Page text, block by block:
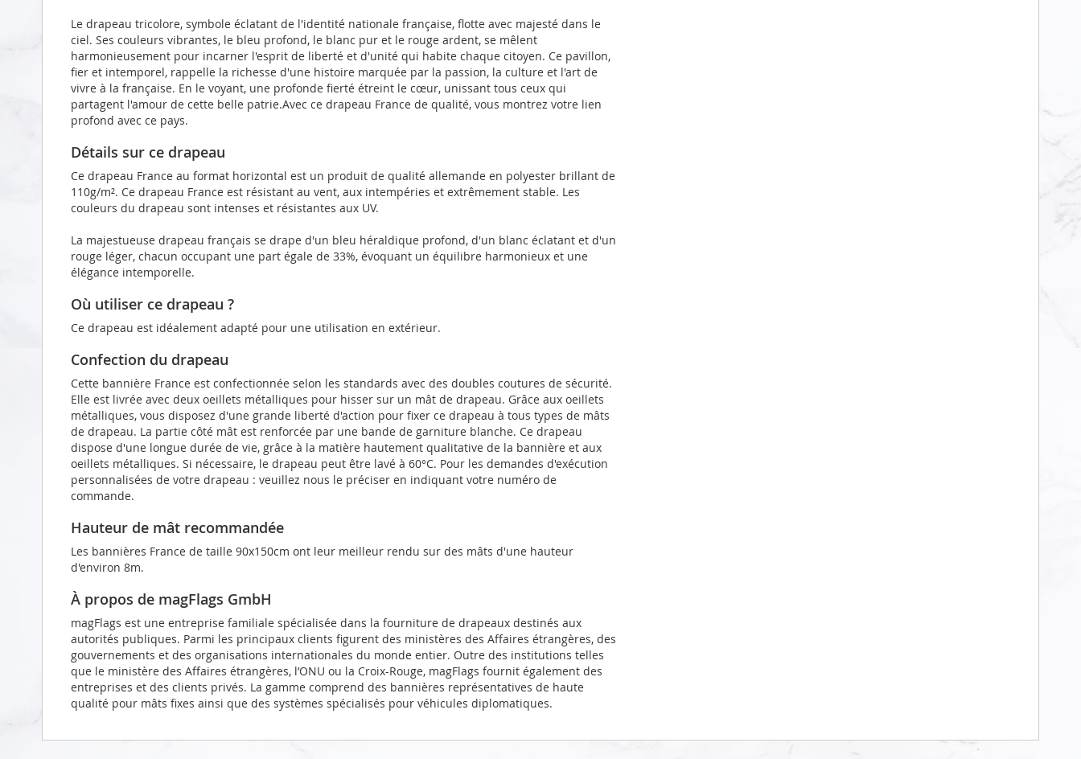
Le drapeau tricolore, symbole éclatant de l'identité nationale française, flotte avec majesté dans le
ciel. Ses couleurs vibrantes, le bleu profond, le blanc pur et le rouge ardent, se mêlent
harmonieusement pour incarner l'esprit de liberté et d'unité qui habite chaque citoyen. Ce pavillon,
fier et intemporel, rappelle la richesse d'une histoire marquée par la passion, la culture et l'art de
vivre à la française. En le voyant, une profonde fierté étreint le cœur, unissant tous ceux qui
partagent l'amour de cette belle patrie.Avec ce drapeau France de qualité, vous montrez votre lien
profond avec ce pays.
Détails sur ce drapeau
Ce drapeau France au format horizontal est un produit de qualité allemande en polyester brillant de
110g/m². Ce drapeau France est résistant au vent, aux intempéries et extrêmement stable. Les
couleurs du drapeau sont intenses et résistantes aux UV.
La majestueuse drapeau français se drape d'un bleu héraldique profond, d'un blanc éclatant et d'un
rouge léger, chacun occupant une part égale de 33%, évoquant un équilibre harmonieux et une
élégance intemporelle.
Où utiliser ce drapeau ?
Ce drapeau est idéalement adapté pour une utilisation en extérieur.
Confection du drapeau
Cette bannière France est confectionnée selon les standards avec des doubles coutures de sécurité.
Elle est livrée avec deux oeillets métalliques pour hisser sur un mât de drapeau. Grâce aux oeillets
métalliques, vous disposez d'une grande liberté d'action pour fixer ce drapeau à tous types de mâts
de drapeau. La partie côté mât est renforcée par une bande de garniture blanche. Ce drapeau
dispose d'une longue durée de vie, grâce à la matière hautement qualitative de la bannière et aux
oeillets métalliques. Si nécessaire, le drapeau peut être lavé à 60°C. Pour les demandes d'exécution
personnalisées de votre drapeau : veuillez nous le préciser en indiquant votre numéro de
commande.
Hauteur de mât recommandée
Les bannières France de taille 90x150cm ont leur meilleur rendu sur des mâts d'une hauteur
d'environ 8m.
À propos de magFlags GmbH
magFlags est une entreprise familiale spécialisée dans la fourniture de drapeaux destinés aux
autorités publiques. Parmi les principaux clients figurent des ministères des Affaires étrangères, des
gouvernements et des organisations internationales du monde entier. Outre des institutions telles
que le ministère des Affaires étrangères, l’ONU ou la Croix-Rouge, magFlags fournit également des
entreprises et des clients privés. La gamme comprend des bannières représentatives de haute
qualité pour mâts fixes ainsi que des systèmes spécialisés pour véhicules diplomatiques.